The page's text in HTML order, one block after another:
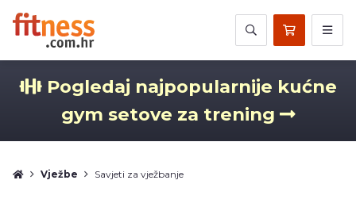
Pogledaj najpopularnije kućne
gym setove za trening
Vježbe Savjeti za vježbanje